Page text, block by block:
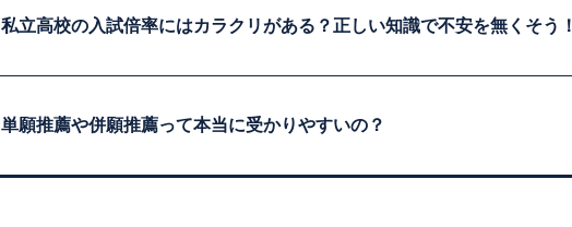
私立高校の入試倍率にはカラクリがある？正しい知識で不安を無くそう！
単願推薦や併願推薦って本当に受かりやすいの？